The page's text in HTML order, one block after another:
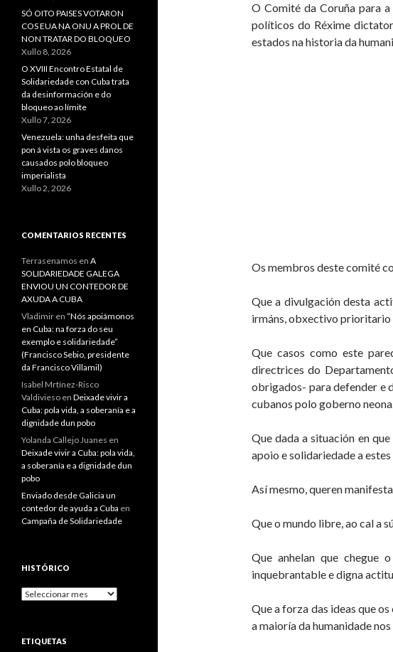
O Comité da Coruña para
políticos do Réxime
estados na historia da
Os membros deste comité
Que a divulgación desta
irmáns, obxectivo prioritario
Que casos como este
directrices do
obrigados- para defender e
cubanos polo goberno
Que dada a situación en
apoio e solidariedade a
Así mesmo, queren
Que o mundo libre, ao cal a
Que anhelan que chegue
inquebrantable e digna
Que a forza das ideas que
a maioría da humanidade
SÓ OITO PAISES VOTARON
COS EUA NA ONU A PROL DE
NON TRATAR DO BLOQUEO
Xullo 8, 2026
O XVIII Encontro Estatal de
Solidariedade con Cuba trata
da desinformación e do
bloqueo ao límite
Xullo 7, 2026
Venezuela: unha desfeita que
pon á vista os graves danos
causados polo bloqueo
imperialista
Xullo 2, 2026
COMENTARIOS RECENTES
Terrasenamos en A
SOLIDARIEDADE GALEGA
ENVIOU UN CONTEDOR DE
AXUDA A CUBA
Vladimir en “Nós apoiámonos
en Cuba: na forza do seu
exemplo e solidariedade”
(Francisco Sebio, presidente
da Francisco Villamil)
Isabel Mrtínez-Risco
Valdivieso en Deixade vivir a
Cuba: pola vida, a soberanía e a
dignidade dun pobo
Yolanda Callejo Juanes en
Deixade vivir a Cuba: pola vida,
a soberanía e a dignidade dun
pobo
Enviado desde Galicia un
contedor de ayuda a Cuba en
Campaña de Solidariedade
HISTÓRICO
Histórico
ETIQUETAS